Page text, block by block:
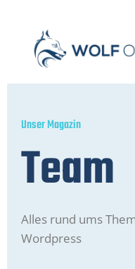
Unser Magazin
Team
Alles rund ums
Wordpress